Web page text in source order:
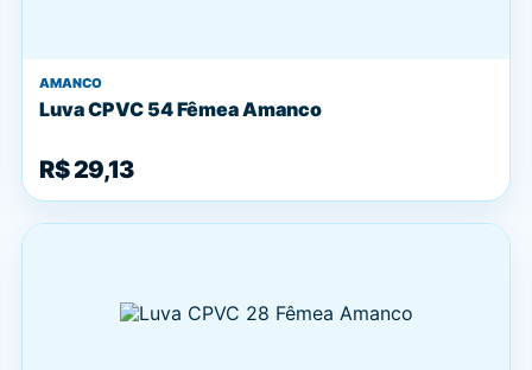
AMANCO
Luva CPVC 54 Fêmea Amanco
R$ 29,13